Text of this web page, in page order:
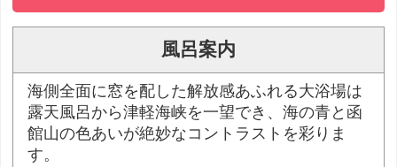
風呂案内
海側全面に窓を配した解放感あふれる大浴場は
露天風呂から津軽海峡を一望でき、海の青と函
館山の色あいが絶妙なコントラストを彩りま
す。